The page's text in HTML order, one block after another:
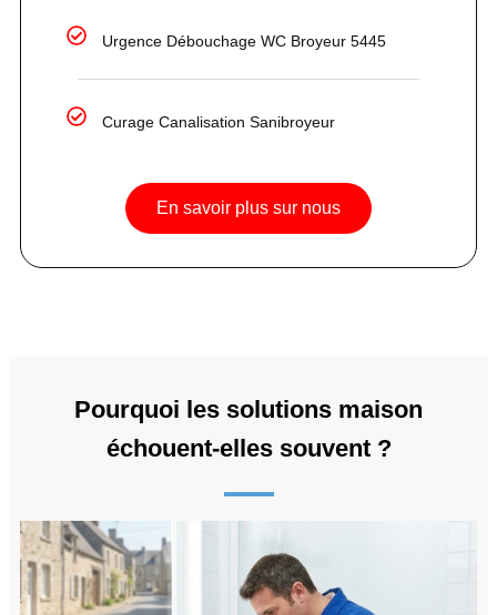
Urgence Débouchage WC Broyeur 5445
Curage Canalisation Sanibroyeur
En savoir plus sur nous
Pourquoi les solutions maison
échouent-elles souvent ?